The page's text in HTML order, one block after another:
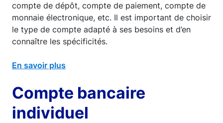
compte de dépôt, compte de paiement, compte de
monnaie électronique, etc. Il est important de choisir
le type de compte adapté à ses besoins et d’en
connaître les spécificités.
En savoir plus
Compte bancaire
individuel